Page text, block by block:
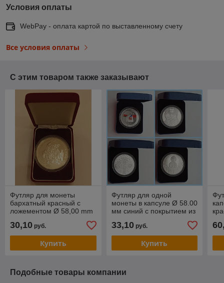
Условия оплаты
WebPay - оплата картой по выставленному счету
Все условия оплаты
С этим товаром также заказывают
Футляр для монеты
бархатный красный с
ложементом Ø 58,00 mm
30,10 руб.
Купить
Футляр для одной
монеты в капсуле Ø 58.00
мм синий с покрытием из
33,10руб.
Купить
Подобные товары компании